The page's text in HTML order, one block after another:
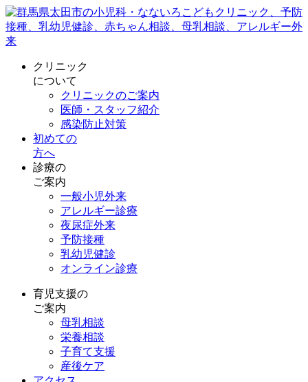
クリニック
について
クリニックのご案内
医師・スタッフ紹介
感染防止対策
初めての
方へ
診療の
ご案内
一般小児外来
アレルギー診療
夜尿症外来
予防接種
乳幼児健診
オンライン診療
育児支援の
ご案内
母乳相談
栄養相談
子育て支援
産後ケア